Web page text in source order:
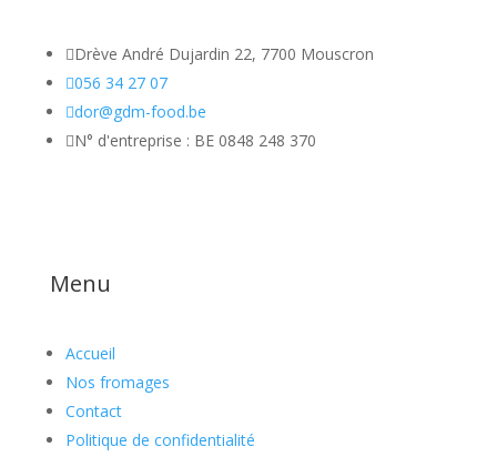
Drève André Dujardin 22, 7700 Mouscron
056 34 27 07
dor@gdm-food.be
N° d'entreprise : BE 0848 248 370
Menu
Accueil
Nos fromages
Contact
Politique de confidentialité